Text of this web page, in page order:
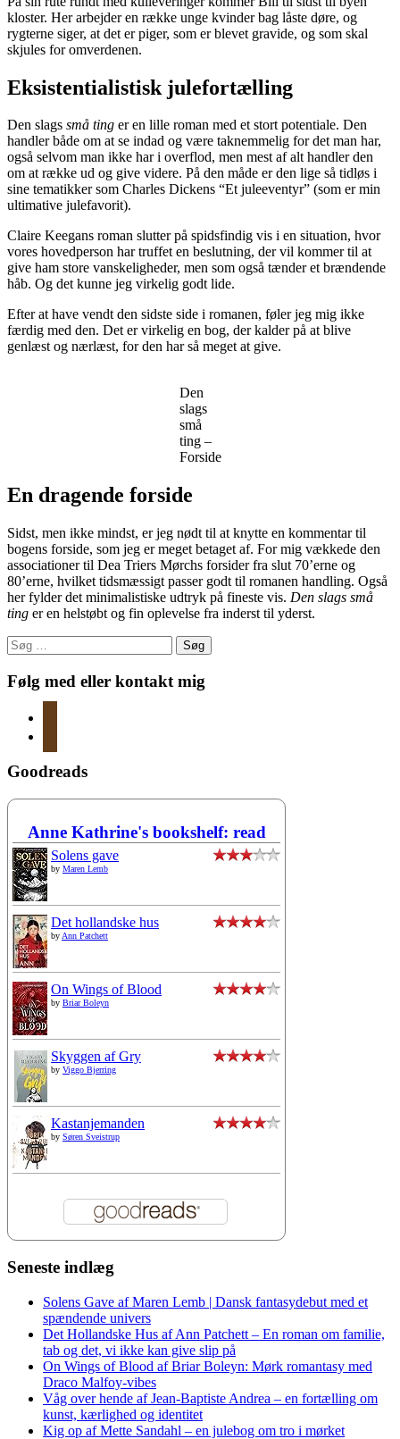
kloster. Her arbejder en række unge kvinder bag låste døre, og
rygterne siger, at det er piger, som er blevet gravide, og som skal
skjules for omverdenen.
Eksistentialistisk julefortælling
Den slags små ting er en lille roman med et stort potentiale. Den
handler både om at se indad og være taknemmelig for det man har,
også selvom man ikke har i overflod, men mest af alt handler den
om at række ud og give videre. På den måde er den lige så tidløs i
sine tematikker som Charles Dickens “Et juleeventyr” (som er min
ultimative julefavorit).
Claire Keegans roman slutter på spidsfindig vis i en situation, hvor
vores hovedperson har truffet en beslutning, der vil kommer til at
give ham store vanskeligheder, men som også tænder et brændende
håb. Og det kunne jeg virkelig godt lide.
Efter at have vendt den sidste side i romanen, føler jeg mig ikke
færdig med den. Det er virkelig en bog, der kalder på at blive
genlæst og nærlæst, for den har så meget at give.
Den
slags
små
ting –
Forside
En dragende forside
Sidst, men ikke mindst, er jeg nødt til at knytte en kommentar til
bogens forside, som jeg er meget betaget af. For mig vækkede den
associationer til Dea Triers Mørchs forsider fra slut 70’erne og
80’erne, hvilket tidsmæssigt passer godt til romanen handling. Også
her fylder det minimalistiske udtryk på fineste vis. Den slags små
ting er en helstøbt og fin oplevelse fra inderst til yderst.
Søg
efter:
Følg med eller kontakt mig
Goodreads
Anne Kathrine's bookshelf: read
Solens gave
by Maren Lemb
Det hollandske hus
by Ann Patchett
On Wings of Blood
by Briar Boleyn
Skyggen af Gry
by Viggo Bjerring
Kastanjemanden
by Søren Sveistrup
Seneste indlæg
Solens Gave af Maren Lemb | Dansk fantasydebut med et
spændende univers
Det Hollandske Hus af Ann Patchett – En roman om familie,
tab og det, vi ikke kan give slip på
On Wings of Blood af Briar Boleyn: Mørk romantasy med
Draco Malfoy-vibes
Våg over hende af Jean-Baptiste Andrea – en fortælling om
kunst, kærlighed og identitet
Kig op af Mette Sandahl – en julebog om tro i mørket